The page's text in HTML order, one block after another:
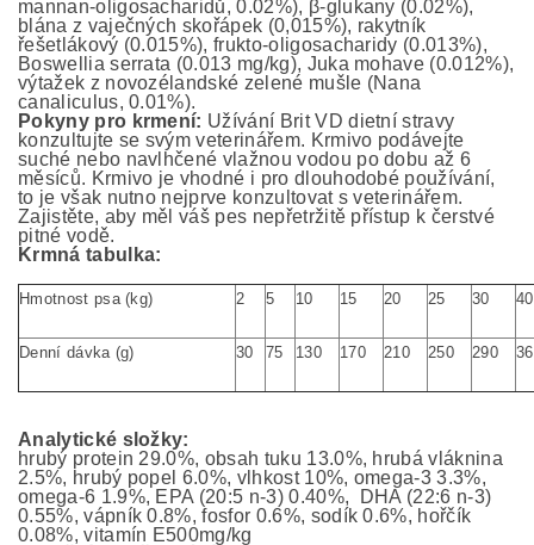
mannan-oligosacharidů, 0.02%), β-glukany (0.02%),
blána z vaječných skořápek (0,015%), rakytník
řešetlákový (0.015%), frukto-oligosacharidy (0.013%),
Boswellia serrata (0.013 mg/kg), Juka mohave (0.012%),
výtažek z novozélandské zelené mušle (Nana
canaliculus, 0.01%).
Pokyny pro krmení: Užívání Brit VD dietní stravy
konzultujte se svým veterinářem. Krmivo podávejte
suché nebo navlhčené vlažnou vodou po dobu až 6
měsíců. Krmivo je vhodné i pro dlouhodobé používání,
to je však nutno nejprve konzultovat s veterinářem.
Zajistěte, aby měl váš pes nepřetržitě přístup k čerstvé
pitné vodě.
Krmná tabulka:
Hmotnost psa (kg) 2 5 10 15 20 25 30 40
Denní dávka (g) 30 75 130 170 210 250 290
Analytické složky:
hrubý protein 29.0%, obsah tuku 13.0%, hrubá vláknina
2.5%, hrubý popel 6.0%, vlhkost 10%, omega-3 3.3%,
omega-6 1.9%, EPA (20:5 n-3) 0.40%, DHA (22:6 n-3)
0.55%, vápník 0.8%, fosfor 0.6%, sodík 0.6%, hořčík
0.08%, vitamín E500mg/kg